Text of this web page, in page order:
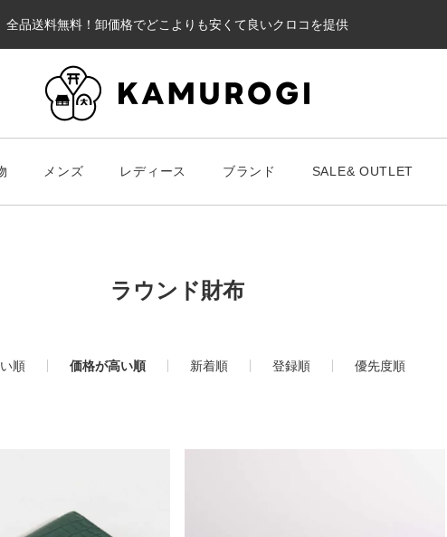
全品送料無料！卸価格でどこよりも安くて良いクロコを提供
メンズ レディース ブランド SALE& OUTLET
スマート財布
ベルト
Christiano Romeo
ラウンド財布
順 価格が高い順 新着順 登録順 優先度順